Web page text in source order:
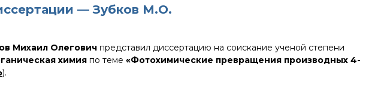
в СМИ
премии
Достижения
ЯМР-центр ИОХ РАН
— Зубков М.О.
Михаил Олегович представил диссертацию на соискание ученой степени
химия по теме «Фотохимические превращения производных 4-
).